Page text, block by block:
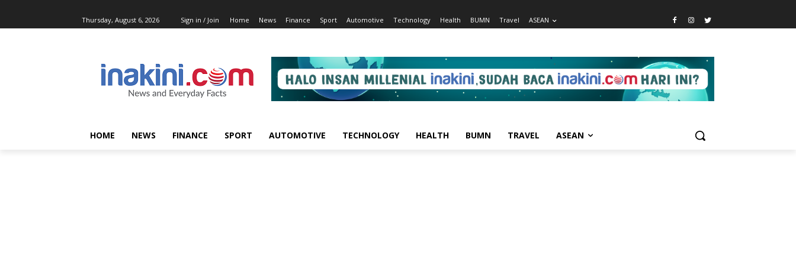
Thursday, August 6, 2026 Sign in / Join Home News Finance Sport Automotive Technology Health BUMN Travel ASEAN
HOME NEWS FINANCE SPORT AUTOMOTIVE TECHNOLOGY HEALTH BUMN TRAVEL ASEAN